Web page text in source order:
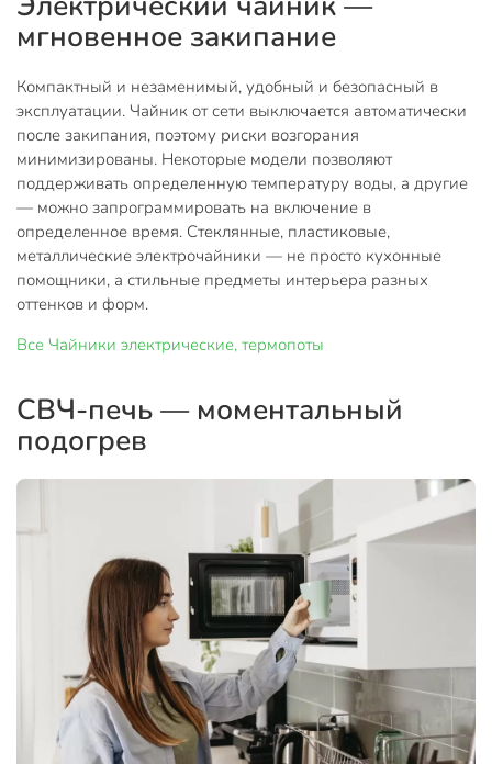
мгновенное закипание
Компактный и незаменимый, удобный и безопасный в
эксплуатации. Чайник от сети выключается автоматически
после закипания, поэтому риски возгорания
минимизированы. Некоторые модели позволяют
поддерживать определенную температуру воды, а другие
— можно запрограммировать на включение в
определенное время. Стеклянные, пластиковые,
металлические электрочайники — не просто кухонные
помощники, а стильные предметы интерьера разных
оттенков и форм.
Все Чайники электрические, термопоты
СВЧ-печь — моментальный
подогрев